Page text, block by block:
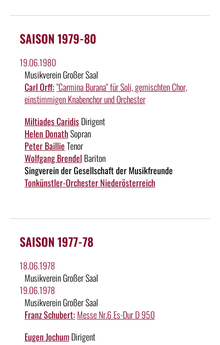
SAISON 1979-80
19.06.1980
Musikverein Großer Saal
Carl Orff:"Carmina Burana" für Soli, gemischten Chor,
einstimmigen Knabenchor und Orchester
Miltiades CaridisDirigent
Helen DonathSopran
Peter BaillieTenor
Wolfgang Brendel Bariton
Singverein der Gesellschaft der Musikfreunde
Tonkünstler-Orchester Niederösterreich
SAISON 1977-78
18.06.1978
Musikverein Großer Saal
19.06.1978
Musikverein Großer Saal
Franz Schubert: Messe Nr.6 Es-Dur D 950
Eugen JochumDirigent